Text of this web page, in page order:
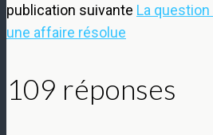
publication suivante La question
une affaire résolue
109 réponses